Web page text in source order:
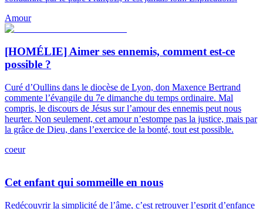
Amour
[HOMÉLIE] Aimer ses ennemis, comment est-ce
possible ?
Curé d’Oullins dans le diocèse de Lyon, don Maxence Bertrand
commente l’évangile du 7e dimanche du temps ordinaire. Mal
compris, le discours de Jésus sur l’amour des ennemis peut nous
heurter. Non seulement, cet amour n’estompe pas la justice, mais par
la grâce de Dieu, dans l’exercice de la bonté, tout est possible.
coeur
Cet enfant qui sommeille en nous
Redécouvrir la simplicité de l’âme, c’est retrouver l’esprit d’enfance